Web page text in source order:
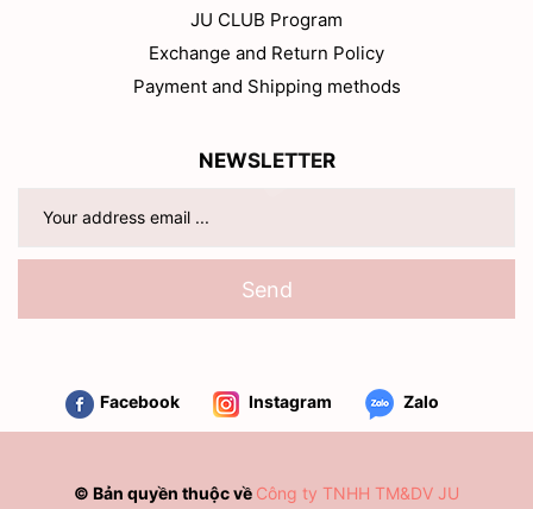
JU CLUB Program
Exchange and Return Policy
Payment and Shipping methods
NEWSLETTER
Send
Facebook Instagram Zalo
© Bản quyền thuộc về Công ty TNHH TM&DV JU